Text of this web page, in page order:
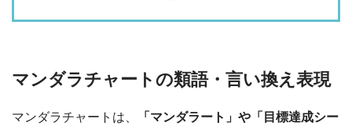
マンダラチャートの類語・言い換え表現
マンダラチャートは、
「マンダラート」や「目標達成シー